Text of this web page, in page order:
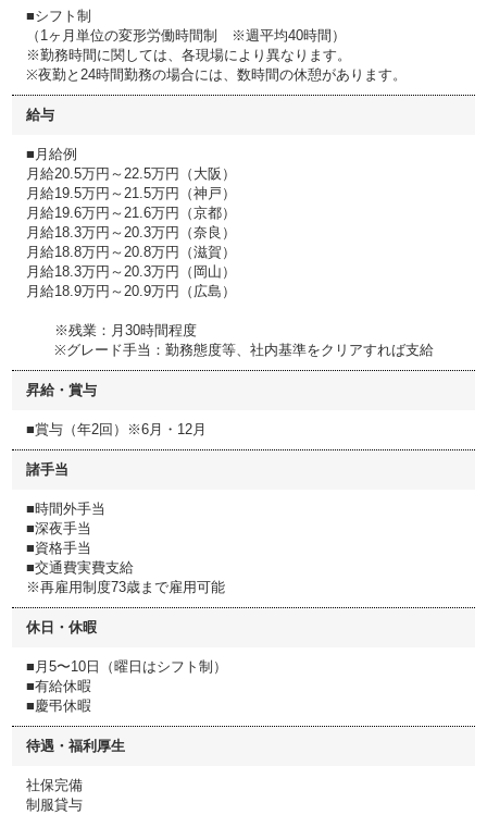
■シフト制
（1ヶ月単位の変形労働時間制 ※週平均40時間）
※勤務時間に関しては、各現場により異なります。
※夜勤と24時間勤務の場合には、数時間の休憩があります。
給与
■月給例
月給20.5万円～22.5万円（大阪）
月給19.5万円～21.5万円（神戸）
月給19.6万円～21.6万円（京都）
月給18.3万円～20.3万円（奈良）
月給18.8万円～20.8万円（滋賀）
月給18.3万円～20.3万円（岡山）
月給18.9万円～20.9万円（広島）
※残業：月30時間程度
※グレード手当：勤務態度等、社内基準をクリアすれば支給
昇給・賞与
■賞与（年2回）※6月・12月
諸手当
■時間外手当
■深夜手当
■資格手当
■交通費実費支給
※再雇用制度73歳まで雇用可能
休日・休暇
■月5〜10日（曜日はシフト制）
■有給休暇
■慶弔休暇
待遇・福利厚生
社保完備
制服貸与